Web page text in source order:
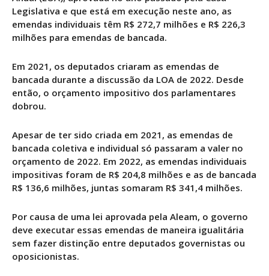
Legislativa e que está em execução neste ano, as
emendas individuais têm R$ 272,7 milhões e R$ 226,3
milhões para emendas de bancada.
Em 2021, os deputados criaram as emendas de
bancada durante a discussão da LOA de 2022. Desde
então, o orçamento impositivo dos parlamentares
dobrou.
Apesar de ter sido criada em 2021, as emendas de
bancada coletiva e individual só passaram a valer no
orçamento de 2022. Em 2022, as emendas individuais
impositivas foram de R$ 204,8 milhões e as de bancada
R$ 136,6 milhões, juntas somaram R$ 341,4 milhões.
Por causa de uma lei aprovada pela Aleam, o governo
deve executar essas emendas de maneira igualitária
sem fazer distinção entre deputados governistas ou
oposicionistas.